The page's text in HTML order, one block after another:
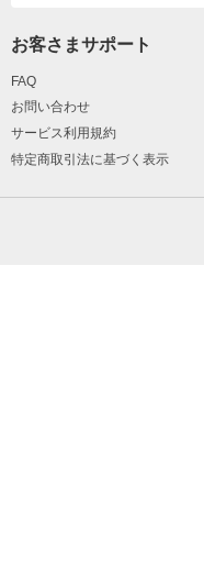
お客さまサポート
FAQ
お問い合わせ
サービス利用規約
特定商取引法に基づく表示